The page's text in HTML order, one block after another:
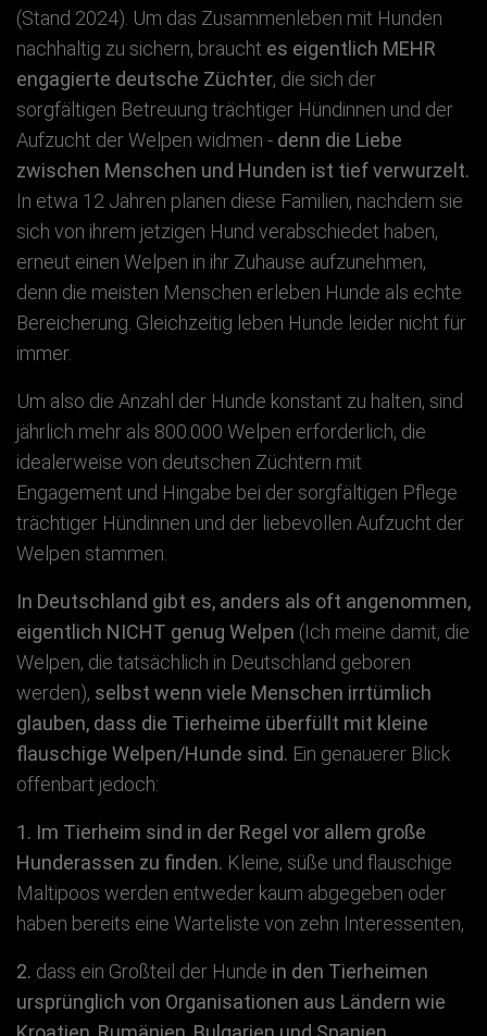
(Stand 2024). Um das Zusammenleben mit Hunden
nachhaltig zu sichern, braucht es eigentlich MEHR
engagierte deutsche Züchter, die sich der
sorgfältigen Betreuung trächtiger Hündinnen und der
Aufzucht der Welpen widmen - denn die Liebe
zwischen Menschen und Hunden ist tief verwurzelt.
In etwa 12 Jahren planen diese Familien, nachdem sie
sich von ihrem jetzigen Hund verabschiedet haben,
erneut einen Welpen in ihr Zuhause aufzunehmen,
denn die meisten Menschen erleben Hunde als echte
Bereicherung. Gleichzeitig leben Hunde leider nicht für
immer.
Um also die Anzahl der Hunde konstant zu halten, sind
jährlich mehr als 800.000 Welpen erforderlich, die
idealerweise von deutschen Züchtern mit
Engagement und Hingabe bei der sorgfältigen Pflege
trächtiger Hündinnen und der liebevollen Aufzucht der
Welpen stammen.
In Deutschland gibt es, anders als oft angenommen,
eigentlich NICHT genug Welpen (Ich meine damit, die
Welpen, die tatsächlich in Deutschland geboren
werden), selbst wenn viele Menschen irrtümlich
glauben, dass die Tierheime überfüllt mit kleine
flauschige Welpen/Hunde sind. Ein genauerer Blick
offenbart jedoch:
1. Im Tierheim sind in der Regel vor allem große
Hunderassen zu finden. Kleine, süße und flauschige
Maltipoos werden entweder kaum abgegeben oder
haben bereits eine Warteliste von zehn Interessenten,
2. dass ein Großteil der Hunde in den Tierheimen
ursprünglich von Organisationen aus Ländern wie